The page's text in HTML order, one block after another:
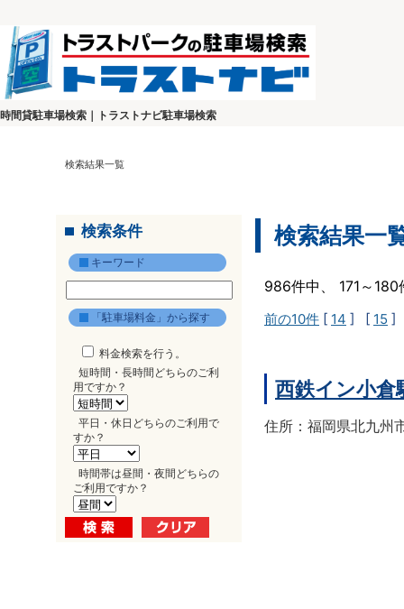
時間貸駐車場検索｜トラストナビ駐車場検索
検索結果一覧
検索条件
キーワード
「駐車場料金」から探す
料金検索を行う。
短時間・長時間どちらのご利
用ですか？
平日・休日どちらのご利用で
すか？
時間帯は昼間・夜間どちらの
ご利用ですか？
検索結果一
986件中、 171～
前の10件 [ 14 ] [ 15 ]
西鉄イン小倉
住所：福岡県北九州